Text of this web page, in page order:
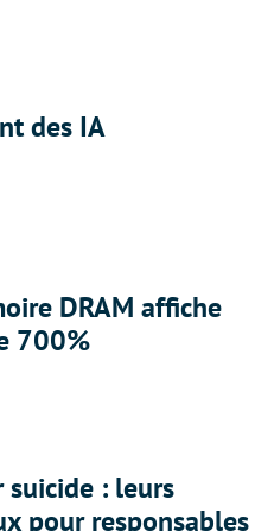
des IA
DRAM affiche
700%
suicide : leurs
pour responsables